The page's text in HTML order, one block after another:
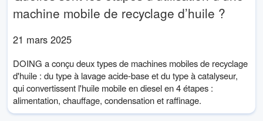
machine mobile de recyclage d’huile ?
21 mars 2025
DOING a conçu deux types de machines mobiles de recyclage
d'huile : du type à lavage acide-base et du type à catalyseur,
qui convertissent l'huile mobile en diesel en 4 étapes :
alimentation, chauffage, condensation et raffinage.